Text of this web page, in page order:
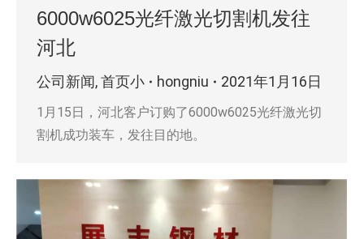
6000w6025光纤激光切割机发往
河北
公司新闻,首页小 hongniu 2021年1月16日
1月15日，河北客户订购了6000w6025光纤激光切
割机成功装车，发往目的地。